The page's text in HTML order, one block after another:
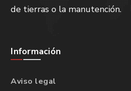
de tierras o la manutención.
Información
Aviso legal